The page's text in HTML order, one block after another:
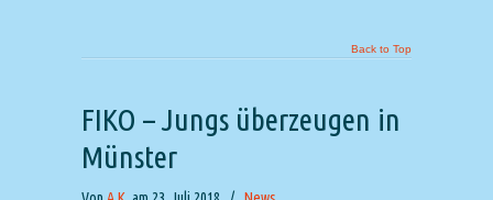
Back to Top
FIKO – Jungs überzeugen in
Münster